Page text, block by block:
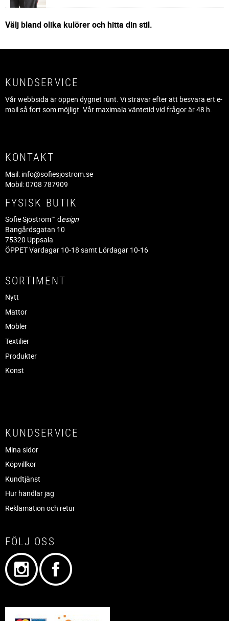
Välj bland olika kulörer och hitta din stil.
KUNDSERVICE
Vår webbsida är öppen dygnet runt. Vi strävar efter att besvara ert e-
mail så fort som möjligt. Vår maximala väntetid vid frågor är 48 h.
KONTAKT
Mail: info@sofiesjostrom.se
Mobil: 0708 787909
FYSISK BUTIK
Sofie Sjöström™ design
Bangårdsgatan 10
75320 Uppsala
ÖPPET Vardagar 10-18 samt Lördagar 10-16
SORTIMENT
Nytt
Mattor
Möbler
Textilier
Produkter
Konst
KUNDSERVICE
Mina sidor
Köpvillkor
Kundtjänst
Hur handlar jag
Reklamation och retur
FÖLJ OSS